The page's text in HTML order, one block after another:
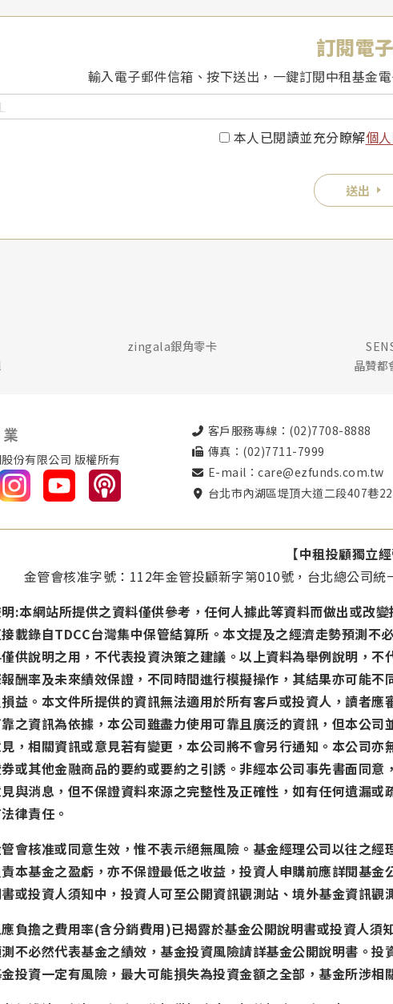
訂閱電
輸入電子郵件信箱、按下送出，一鍵訂閱中租基金
本人已閱讀並充分瞭解個
送出
zingala銀角零卡
晶贊都
份有限公司 版權所有
客戶服務專線：(02)7708-8888
傳真：(02)7711-7999
E-mail：care@ezfunds.com.tw
台北市內湖區堤頂大道二段407巷
【中租投顧獨立經
金管會核准字號：112年金管投顧新字第010號，台北總公司
:本網站所提供之資料僅供參考，任何人據此等資料而做出或改
載錄自TDCC台灣集中保管結算所。本文提及之經濟走勢預測
供說明之用，不代表投資決策之建議。以上資料為舉例說明，
酬率及未來績效保證，不同時間進行模擬操作，其結果亦可能
益。本文件所提供的資訊無法適用於所有客戶或投資人，讀者
之資訊為依據，本公司雖盡力使用可靠且廣泛的資訊，但本公
，相關資訊或意見若有變更，本公司將不會另行通知。本公司
或其他金融商品的要約或要約之引誘。非經本公司事先書面同
與消息，但不保證資料來源之完整性及正確性，如有任何遺漏
律責任。
會核准或同意生效，惟不表示絕無風險。基金經理公司以往之
本基金之盈虧，亦不保證最低之收益，投資人申購前應詳閱基
或投資人須知中，投資人可至公開資訊觀測站、境外基金資
負擔之費用率(含分銷費用)已揭露於基金公開說明書或投資人須
不必然代表基金之績效，基金投資風險請詳基金公開說明書。
投資一定有風險，最大可能損失為投資金額之全部，基金所涉相